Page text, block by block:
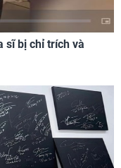
sĩ bị chỉ trích và